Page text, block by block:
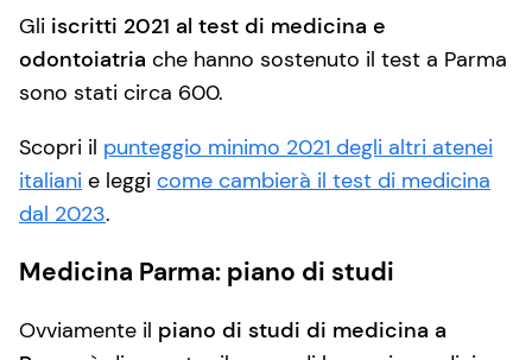
Gli iscritti 2021 al test di medicina e
odontoiatria che hanno sostenuto il test a Parma
sono stati circa 600.
Scopri il punteggio minimo 2021 degli altri atenei
italiani e leggi come cambierà il test di medicina
dal 2023.
Medicina Parma: piano di studi
Ovviamente il piano di studi di medicina a